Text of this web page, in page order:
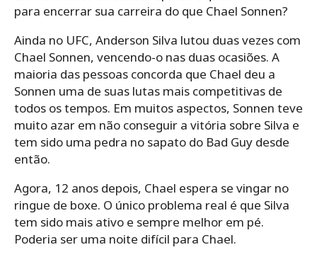
para encerrar sua carreira do que Chael Sonnen?
Ainda no UFC, Anderson Silva lutou duas vezes com
Chael Sonnen, vencendo-o nas duas ocasiões. A
maioria das pessoas concorda que Chael deu a
Sonnen uma de suas lutas mais competitivas de
todos os tempos. Em muitos aspectos, Sonnen teve
muito azar em não conseguir a vitória sobre Silva e
tem sido uma pedra no sapato do Bad Guy desde
então.
Agora, 12 anos depois, Chael espera se vingar no
ringue de boxe. O único problema real é que Silva
tem sido mais ativo e sempre melhor em pé.
Poderia ser uma noite difícil para Chael.